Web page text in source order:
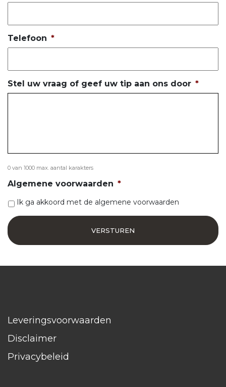
Telefoon *
Stel uw vraag of geef uw tip aan ons door *
0 van 1000 max. aantal karakters
Algemene voorwaarden *
Ik ga akkoord met de algemene voorwaarden
Leveringsvoorwaarden
Disclaimer
Privacybeleid